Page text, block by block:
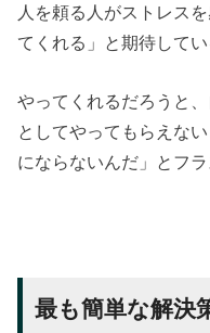
人を頼る人がストレス
てくれる」と期待してい
やってくれるだろうと
としてやってもらえな
にならないんだ」とフ
最も簡単な解決